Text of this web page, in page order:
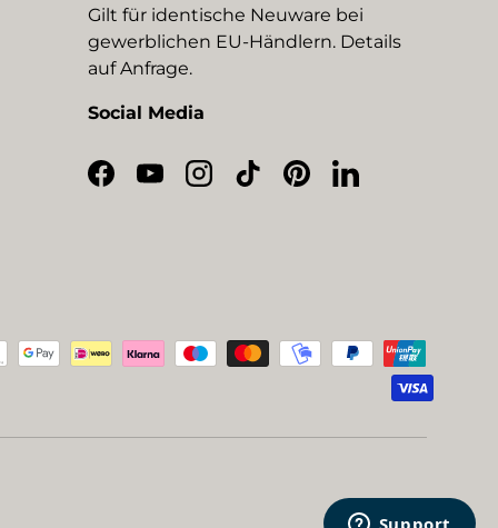
Gilt für identische Neuware bei
gewerblichen EU-Händlern. Details
auf Anfrage.
Social Media
Facebook
YouTubeInstagram
TikTokPinterestLinkedIn